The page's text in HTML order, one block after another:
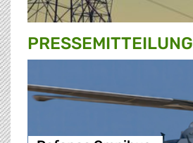
PRESSE­MITTEILUNG